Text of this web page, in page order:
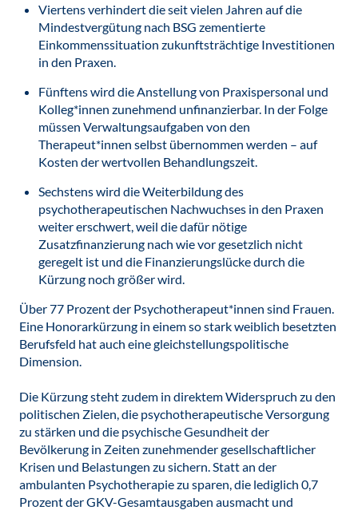
Viertens verhindert die seit vielen Jahren auf die
Mindestvergütung nach BSG zementierte
Einkommenssituation zukunftsträchtige Investitionen
in den Praxen.
Fünftens wird die Anstellung von Praxispersonal und
Kolleg*innen zunehmend unfinanzierbar. In der Folge
müssen Verwaltungsaufgaben von den
Therapeut*innen selbst übernommen werden – auf
Kosten der wertvollen Behandlungszeit.
Sechstens wird die Weiterbildung des
psychotherapeutischen Nachwuchses in den Praxen
weiter erschwert, weil die dafür nötige
Zusatzfinanzierung nach wie vor gesetzlich nicht
geregelt ist und die Finanzierungslücke durch die
Kürzung noch größer wird.
Über 77 Prozent der Psychotherapeut*innen sind Frauen.
Eine Honorarkürzung in einem so stark weiblich besetzten
Berufsfeld hat auch eine gleichstellungspolitische
Dimension.
Die Kürzung steht zudem in direktem Widerspruch zu den
politischen Zielen, die psychotherapeutische Versorgung
zu stärken und die psychische Gesundheit der
Bevölkerung in Zeiten zunehmender gesellschaftlicher
Krisen und Belastungen zu sichern. Statt an der
ambulanten Psychotherapie zu sparen, die lediglich 0,7
Prozent der GKV-Gesamtausgaben ausmacht und